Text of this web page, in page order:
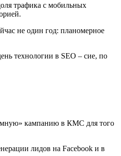
трафика с мобильных
не один год: планомерное
технологии в SEO – сие, по
кампанию в КМС для того
лидов на Facebook и в